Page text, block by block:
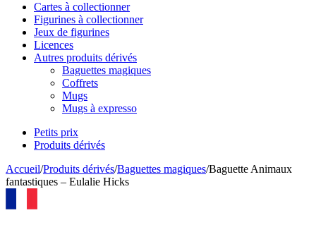
Cartes à collectionner
Figurines à collectionner
Jeux de figurines
Licences
Autres produits dérivés
Baguettes magiques
Coffrets
Mugs
Mugs à expresso
Petits prix
Produits dérivés
Accueil/Produits dérivés/Baguettes magiques/Baguette Animaux
fantastiques – Eulalie Hicks